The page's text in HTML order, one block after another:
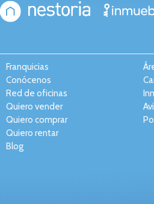
Franquicias
Conócenos
Red de oficinas
Quiero vender
Quiero comprar
Quiero rentar
Blog